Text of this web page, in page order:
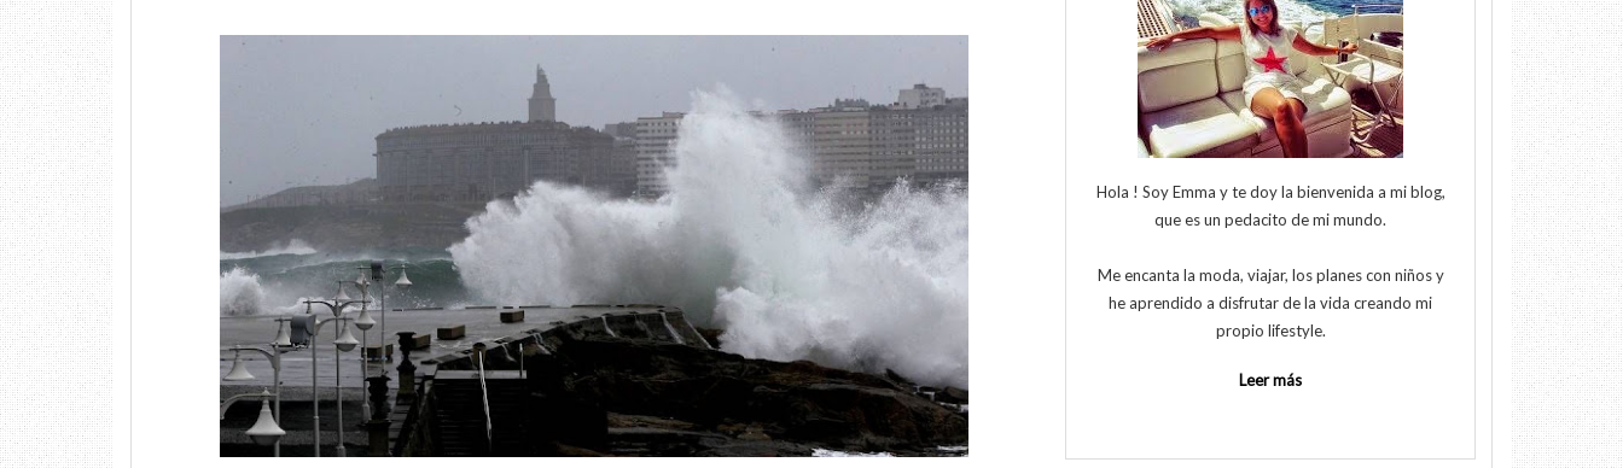
Hola ! Soy Emma y te doy la bienvenida a mi blog,
que es un pedacito de mi mundo.
Me encanta la moda, viajar, los planes con niños y
he aprendido a disfrutar de la vida creando mi
propio lifestyle.
Leer más